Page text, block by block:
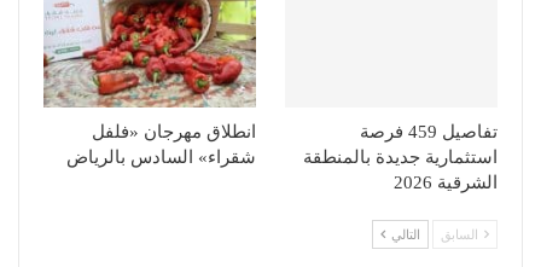
تفاصيل 459 فرصة
استثمارية جديدة بالمنطقة
الشرقية 2026
انطلاق مهرجان «فلفل
شقراء» السادس بالرياض
السابق التالي